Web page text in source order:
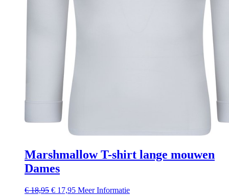
Marshmallow T-shirt lange mouwen
Dames
€18,95 Oorspronkelijke
€ 17,95Huidige
Meer Informatie